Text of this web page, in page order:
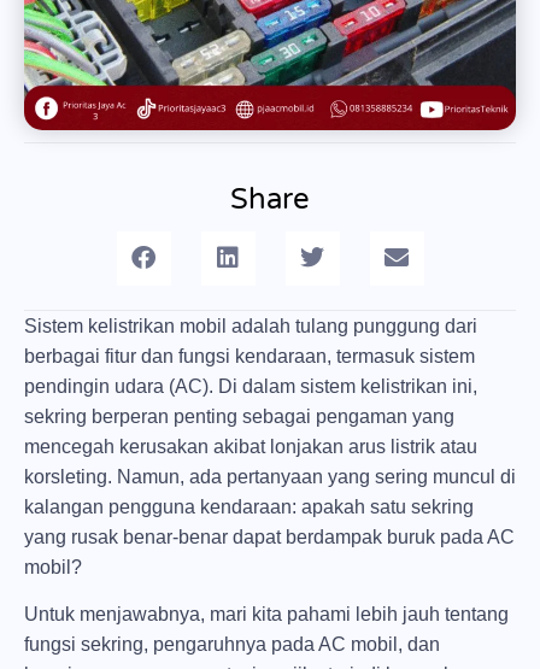
Share
Sistem kelistrikan mobil adalah tulang punggung dari
berbagai fitur dan fungsi kendaraan, termasuk sistem
pendingin udara (AC). Di dalam sistem kelistrikan ini,
sekring berperan penting sebagai pengaman yang
mencegah kerusakan akibat lonjakan arus listrik atau
korsleting. Namun, ada pertanyaan yang sering muncul di
kalangan pengguna kendaraan: apakah satu sekring
yang rusak benar-benar dapat berdampak buruk pada AC
mobil?
Untuk menjawabnya, mari kita pahami lebih jauh tentang
fungsi sekring, pengaruhnya pada AC mobil, dan